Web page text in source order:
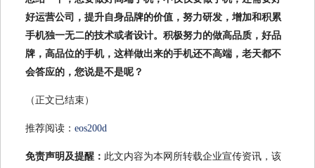
好运营公司，提升自身品牌的价值，努力研发，增加和积累
手机独一无二的技术或者设计。积极努力的做高品质，好品
牌，高品位的手机，这样做出来的手机还不高端，老天都不
会答应的，您说是不是呢？
（正文已结束）
推荐阅读： eos200d
免责声明及提醒： 此文内容为本网所转载企业宣传资讯，该